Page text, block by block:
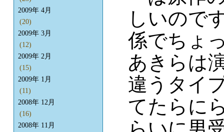
しいので
係でちょ
あきらは
違うタイ
てたらに
2009年 4月
(20)
2009年 3月
(12)
2009年 2月
(15)
2009年 1月
(11)
2008年 12月
(16)
2008年 11月